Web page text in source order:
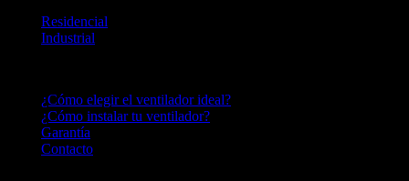
Residencial
Industrial
¿Cómo elegir el ventilador ideal?
¿Cómo instalar tu ventilador?
Garantía
Contacto